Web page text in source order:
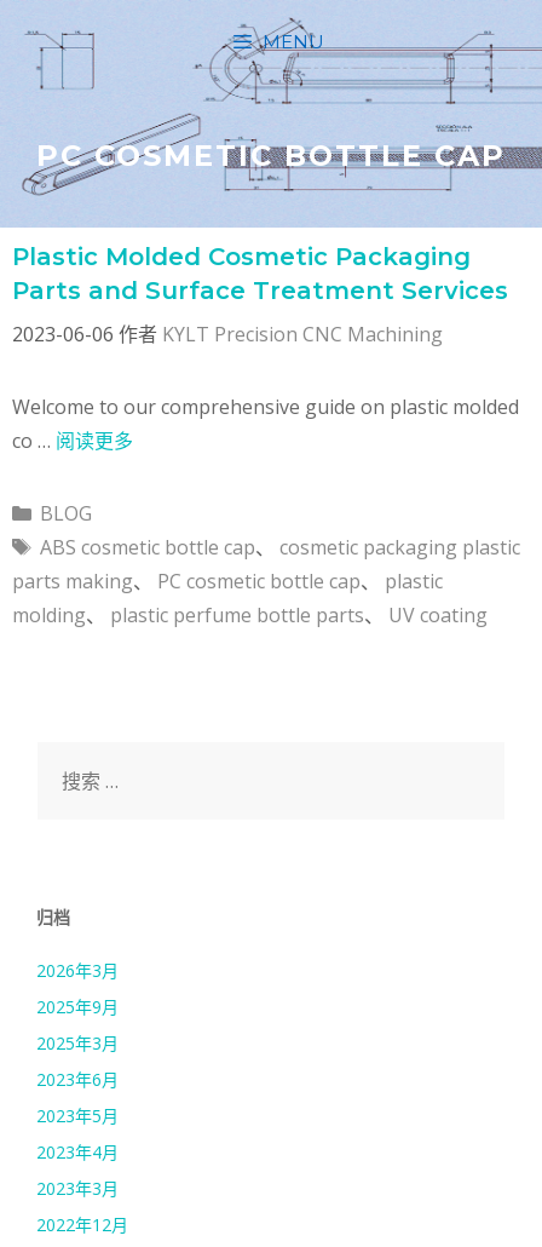
MENU
PC COSMETIC BOTTLE CAP
Plastic Molded Cosmetic Packaging
Parts and Surface Treatment Services
2023-06-06 作者 KYLT Precision CNC Machining
Welcome to our comprehensive guide on plastic molded
co … 阅读更多
分
类
BLOG
标
签
ABS cosmetic bottle cap、 cosmetic packaging plastic
parts making、 PC cosmetic bottle cap、 plastic
molding、 plastic perfume bottle parts、 UV coating
索：
归档
2026年3月
2025年9月
2025年3月
2023年6月
2023年5月
2023年4月
2023年3月
2022年12月